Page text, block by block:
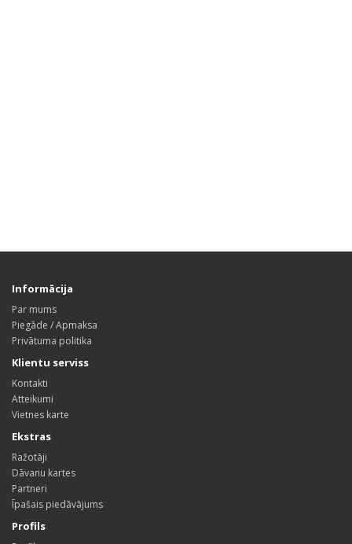
Informācija
Par mums
Piegāde / Apmaksa
Privātuma politika
Klientu serviss
Kontakti
Atteikumi
Vietnes karte
Ekstras
Ražotāji
Dāvanu kartes
Partneri
Īpašais piedāvājums
Profils